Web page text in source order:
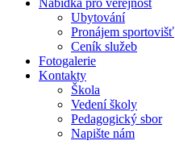
Nabídka pro veřejnost
Ubytování
Pronájem sportovišť
Ceník služeb
Fotogalerie
Kontakty
Škola
Vedení školy
Pedagogický sbor
Napište nám